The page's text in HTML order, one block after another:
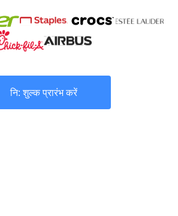
नि: शुल्क प्रारंभ करें